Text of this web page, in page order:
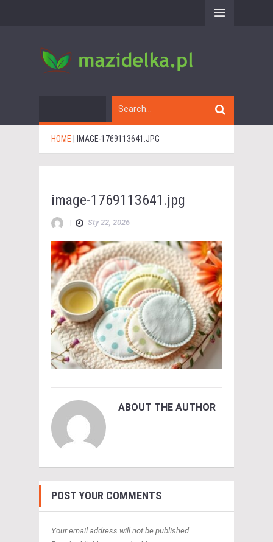
HOME IMAGE-1769113641.JPG
image-1769113641.jpg
| Sty 22, 2026
ABOUT THE AUTHOR
POST YOUR COMMENTS
Your email address will not be published.